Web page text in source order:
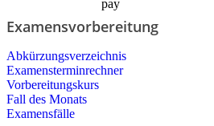
Examensvorbereitung
Abkürzungsverzeichnis
Examensterminrechner
Vorbereitungskurs
Fall des Monats
Examensfälle